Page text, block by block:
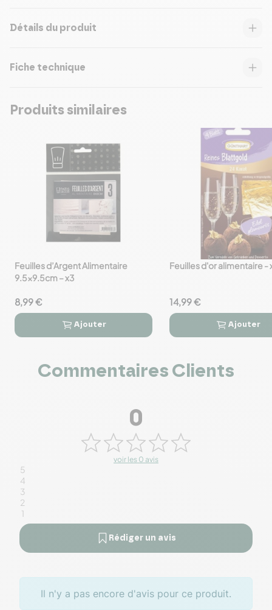
Détails du produit
Fiche technique
Produits similaires
favorite_border
Feuilles d’Argent Alimentaire
9.5×9.5cm – x3
8,99 €
 
Ajouter
favorite_border
Feuilles d'or alimentaire -
14,99 €
 
Ajouter
Commentaires Clients
0
voir les 0 avis
5
4
3
2
1
Rédiger un avis
Il n'y a pas encore d'avis pour ce produit.